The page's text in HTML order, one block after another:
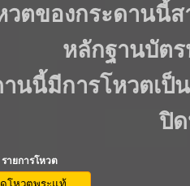
วตของกระดานนี้
หลักฐานบัต
นนี้มีการโหวตเป็
ปิ
รายการโหวต